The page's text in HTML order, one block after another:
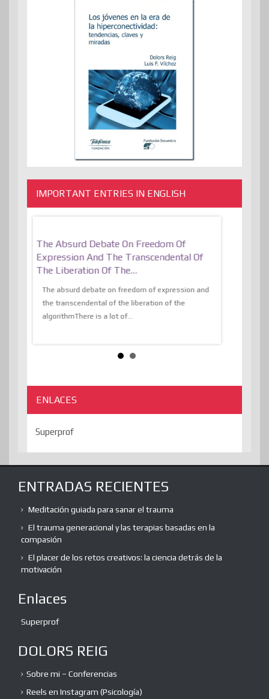
IMPORTANT ENTRIES IN ENGLISH
The Absurd Debate On Freedom Of
Expression And The Transcendental Of
The Liberation Of The…
The absurd debate on freedom of expression and
the transcendental of the liberation of the
algorithmThere is a lot of...
ENLACES
Superprof
ENTRADAS RECIENTES
Meditación guiada para sanar el trauma
El trauma generacional y las terapias basadas en la
compasión
El placer de los retos creativos: la ciencia detrás de la
motivación
Enlaces
Superprof
DOLORS REIG
Sobre mi – Conferencias
Reels en Instagram (Psicología)